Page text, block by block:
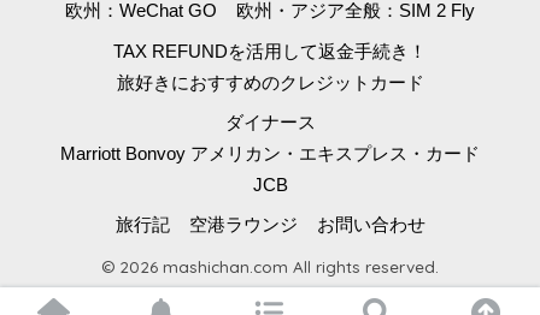
欧州：WeChat GO 欧州・アジア全般：SIM 2 Fly
TAX REFUNDを活用して返金手続き！
旅好きにおすすめのクレジットカード
ダイナース
Marriott Bonvoy アメリカン・エキスプレス・カード
JCB
旅行記 空港ラウンジ お問い合わせ
© 2026 mashichan.com All rights reserved.